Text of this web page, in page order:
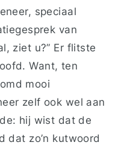
speciaal
van
ziet u?” Er flitste
Want, ten
mooi
zelf ook wel aan
hij wist dat de
dat zo’n kutwoord